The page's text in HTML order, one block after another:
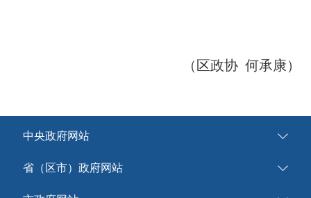
（区政协 何承康）
中央政府网站
省（区市）政府网站